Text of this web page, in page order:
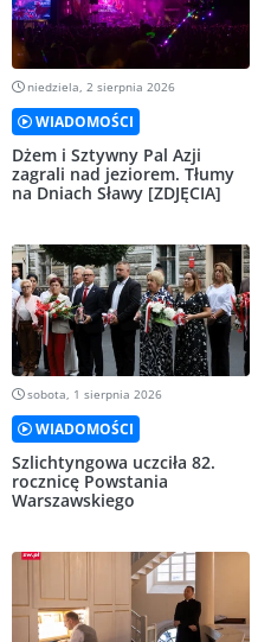
niedziela, 2 sierpnia 2026
WIADOMOŚCI
Dżem i Sztywny Pal Azji
zagrali nad jeziorem. Tłumy
na Dniach Sławy [ZDJĘCIA]
sobota, 1 sierpnia 2026
WIADOMOŚCI
Szlichtyngowa uczciła 82.
rocznicę Powstania
Warszawskiego